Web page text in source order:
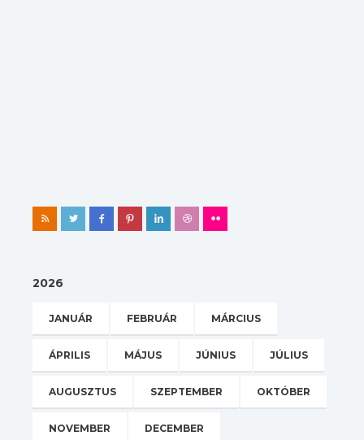
2026
JANUÁR FEBRUÁR MÁRCIUS
ÁPRILIS MÁJUS JÚNIUS JÚLIUS
AUGUSZTUS SZEPTEMBER OKTÓBER
NOVEMBER DECEMBER